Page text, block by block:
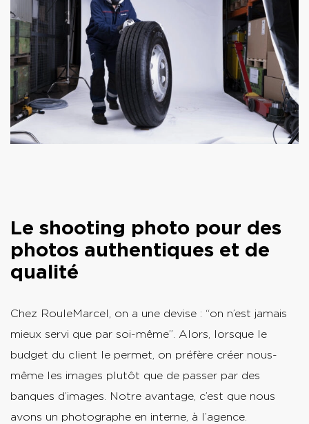
Le shooting photo pour des
photos authentiques et de
qualité
Chez RouleMarcel, on a une devise : “on n’est jamais
mieux servi que par soi-même”. Alors, lorsque le
budget du client le permet, on préfère créer nous-
même les images plutôt que de passer par des
banques d’images. Notre avantage, c’est que nous
avons un photographe en interne, à l’agence.